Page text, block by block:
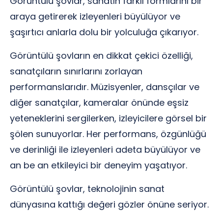
araya getirerek izleyenleri büyülüyor ve
şaşırtıcı anlarla dolu bir yolculuğa çıkarıyor.
Görüntülü şovların en dikkat çekici özelliği,
sanatçıların sınırlarını zorlayan
performanslarıdır. Müzisyenler, dansçılar ve
diğer sanatçılar, kameralar önünde eşsiz
yeteneklerini sergilerken, izleyicilere görsel bir
şölen sunuyorlar. Her performans, özgünlüğü
ve derinliği ile izleyenleri adeta büyülüyor ve
an be an etkileyici bir deneyim yaşatıyor.
Görüntülü şovlar, teknolojinin sanat
dünyasına kattığı değeri gözler önüne seriyor.